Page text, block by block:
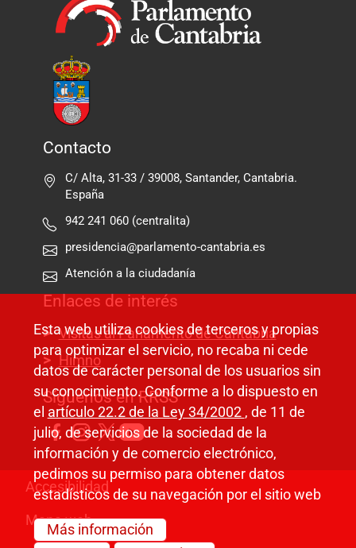
Contacto
C/ Alta, 31-33 / 39008, Santander, Cantabria.
España
942 241 060 (centralita)
presidencia@parlamento-cantabria.es
Atención a la ciudadanía
Enlaces de interés
Visitas al Parlamento de Cantabria
Himno
Síguenos en RRSS
Pie de página
Accesibilidad
Mapa web
Esta web utiliza cookies de terceros y propias
para optimizar el servicio, no recaba ni cede
datos de carácter personal de los usuarios sin
su conocimiento. Conforme a lo dispuesto en
el artículo 22.2 de la Ley 34/2002 , de 11 de
julio, de servicios de la sociedad de la
información y de comercio electrónico,
pedimos su permiso para obtener datos
estadísticos de su navegación por el sitio web
Más información